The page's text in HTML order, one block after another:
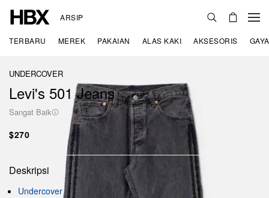
ARSIP
TERBARU MEREK PAKAIAN ALAS KAKI AKSESORIS
UNDERCOVER
Levi's 501 Jeans
Sangat Baik
$270
Deskripsi
Undercover